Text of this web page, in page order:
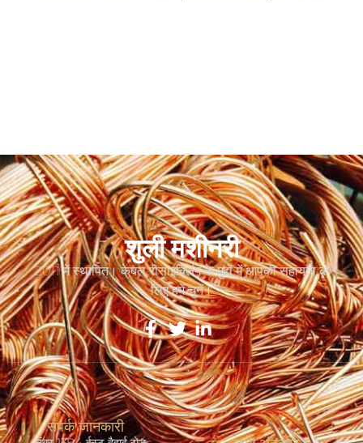
शुली मशीनरी
2011 में स्थापित। केबल रीसाइक्लिंग के मुद्दों में आपकी सहायता के
लिए हमें चुनें।
संपर्क जानकारी